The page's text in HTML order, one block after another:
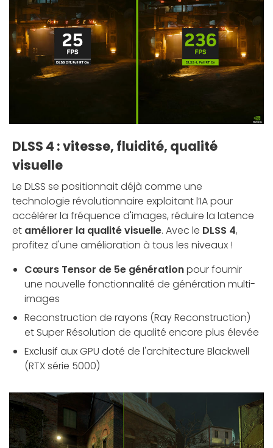
DLSS 4 : vitesse, fluidité, qualité
visuelle
Le DLSS se positionnait déjà comme une
technologie révolutionnaire exploitant l’IA pour
accélérer la fréquence d'images, réduire la latence
et améliorer la qualité visuelle. Avec le DLSS 4,
profitez d'une amélioration à tous les niveaux !
Cœurs Tensor de 5e générationpour fournir
une nouvelle fonctionnalité de génération multi-
images
Reconstruction de rayons (Ray Reconstruction)
et Super Résolution de qualité encore plus élevée
Exclusif aux GPU doté de l'architecture Blackwell
(RTX série 5000)